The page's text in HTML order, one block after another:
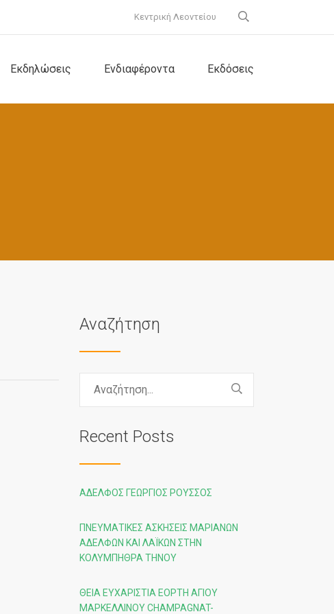
Κεντρική Λεοντείου
Εκδηλώσεις Ενδιαφέροντα Εκδόσεις
Αναζήτηση
Recent Posts
ΑΔΕΛΦΌΣ ΓΕΏΡΓΙΟΣ ΡΟΎΣΣΟΣ
ΠΝΕΥΜΑΤΙΚΈΣ ΑΣΚΉΣΕΙΣ ΜΑΡΙΑΝΏΝ
ΑΔΕΛΦΏΝ ΚΑΙ ΛΑΪΚΏΝ ΣΤΗΝ
ΚΟΛΥΜΠΉΘΡΑ ΤΉΝΟΥ
ΘΕΊΑ ΕΥΧΑΡΙΣΤΊΑ ΕΟΡΤΉ ΑΓΊΟΥ
ΜΑΡΚΕΛΛΊΝΟΥ CHAMPAGNAT-